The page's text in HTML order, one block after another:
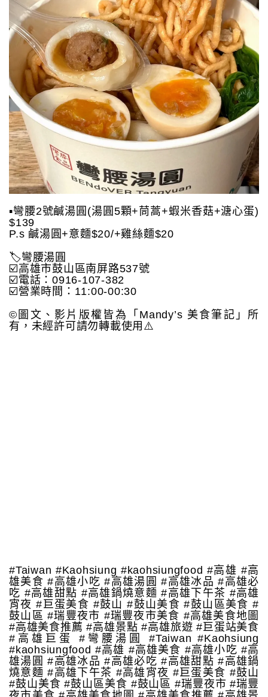
▪️彎腰2號鹹湯圓(湯圓5顆+茼蒿+蝦米香菇+溏心蛋)
$139
P.s 鹹湯圓+意麵$20/+雞絲麵$20
🏷️彎腰湯圓
☑️高雄市鼓山區南屏路537號
☑️電話：0916-107-382
☑️營業時間：11:00-00:30
©️圖文、影片版權皆為「Mandy’s 美食筆記」所
有，未經許可請勿轉載使用⚠️
#Taiwan #Kaohsiung #kaohsiungfood #高雄 #高
雄美食 #高雄小吃 #高雄湯圓 #高雄冰品 #高雄必
吃 #高雄甜點 #高雄鍋燒意麵 #高雄下午茶 #高雄
宵夜 #巨蛋美食 #鼓山 #鼓山美食 #鼓山區美食 #
鼓山區 #瑞豐夜市 #瑞豐夜市美食 #高雄美食地圖
#高雄美食推薦 #高雄景點 #高雄旅遊 #巨蛋站美食
#高雄巨蛋 #彎腰湯圓 #Taiwan #Kaohsiung
#kaohsiungfood #高雄 #高雄美食 #高雄小吃 #高
雄湯圓 #高雄冰品 #高雄必吃 #高雄甜點 #高雄鍋
燒意麵 #高雄下午茶 #高雄宵夜 #巨蛋美食 #鼓山
#鼓山美食 #鼓山區美食 #鼓山區 #瑞豐夜市 #瑞豐